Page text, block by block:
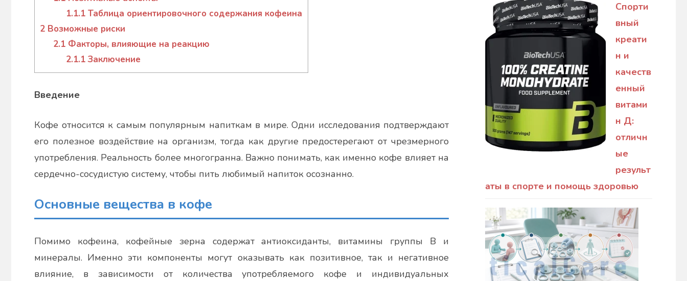
1.1.1 Таблица ориентировочного содержания кофеина
2 Возможные риски
2.1Факторы, влияющие на реакцию
2.1.1Заключение
Введение
Кофе относится к самым популярным напиткам в мире. Одни исследования подтверждают
его полезное воздействие на организм, тогда как другие предостерегают от чрезмерного
употребления. Реальность более многогранна. Важно понимать, как именно кофе влияет на
сердечно-сосудистую систему, чтобы пить любимый напиток осознанно.
Основные вещества в кофе
Помимо кофеина, кофейные зерна содержат антиоксиданты, витамины группы B и
минералы. Именно эти компоненты могут оказывать как позитивное, так и негативное
влияние, в зависимости от количества употребляемого кофе и индивидуальных
Спорти
вный
креати
н и
качеств
енный
витами
н Д:
отличн
ые
результ
аты в спорте и помощь здоровью